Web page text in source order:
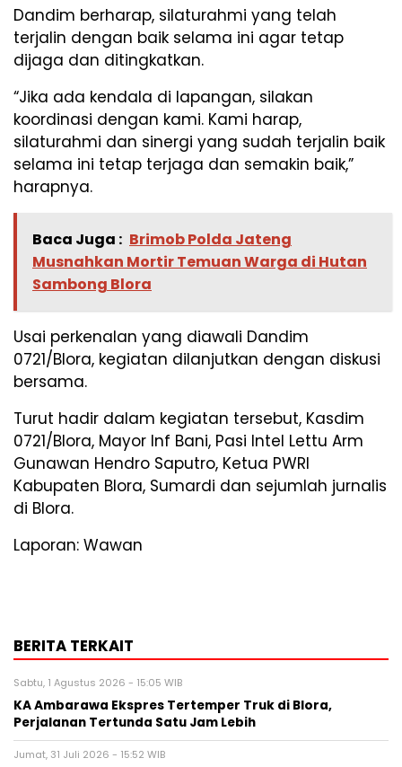
Dandim berharap, silaturahmi yang telah
terjalin dengan baik selama ini agar tetap
dijaga dan ditingkatkan.
“Jika ada kendala di lapangan, silakan
koordinasi dengan kami. Kami harap,
silaturahmi dan sinergi yang sudah terjalin baik
selama ini tetap terjaga dan semakin baik,”
harapnya.
Baca Juga : Brimob Polda Jateng
Musnahkan Mortir Temuan Warga di Hutan
Sambong Blora
Usai perkenalan yang diawali Dandim
0721/Blora, kegiatan dilanjutkan dengan diskusi
bersama.
Turut hadir dalam kegiatan tersebut, Kasdim
0721/Blora, Mayor Inf Bani, Pasi Intel Lettu Arm
Gunawan Hendro Saputro, Ketua PWRI
Kabupaten Blora, Sumardi dan sejumlah jurnalis
di Blora.
Laporan: Wawan
BERITA TERKAIT
Sabtu, 1 Agustus 2026 - 15:05 WIB
KA Ambarawa Ekspres Tertemper Truk di Blora,
Perjalanan Tertunda Satu Jam Lebih
Jumat, 31 Juli 2026 - 15:52 WIB